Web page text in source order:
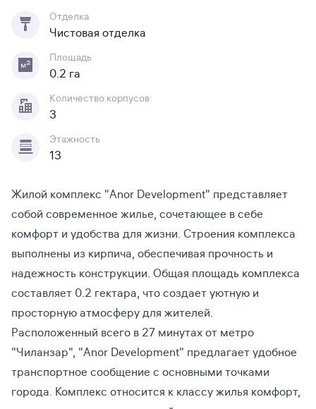
Отделка
Чистовая отделка
Площадь
0.2 га
Количество корпусов
3
Этажность
13
Жилой комплекс "Anor Development" представляет
собой современное жилье, сочетающее в себе
комфорт и удобства для жизни. Строения комплекса
выполнены из кирпича, обеспечивая прочность и
надежность конструкции. Общая площадь комплекса
составляет 0.2 гектара, что создает уютную и
просторную атмосферу для жителей.
Расположенный всего в 27 минутах от метро
"Чиланзар", "Anor Development" предлагает удобное
транспортное сообщение с основными точками
города. Комплекс относится к классу жилья комфорт,